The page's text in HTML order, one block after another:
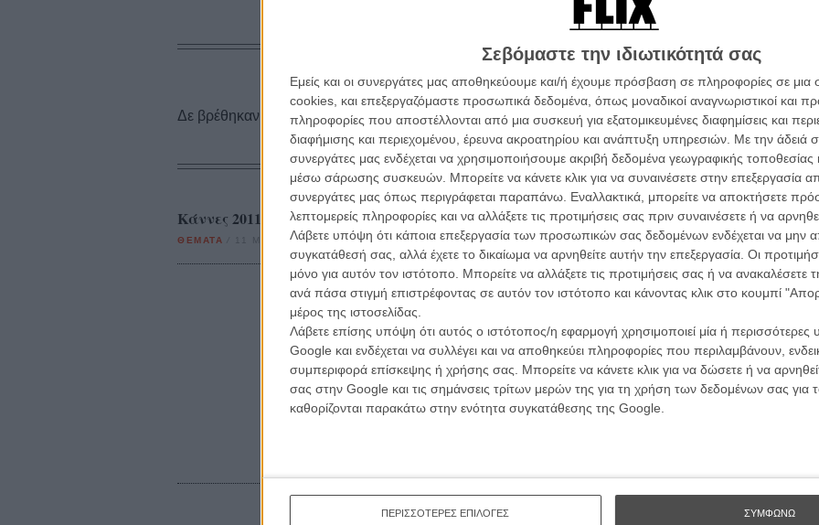
Σεβόμαστε την ιδιωτικότητά σας
Εμείς και οι συνεργάτες μας αποθηκεύουμε και/ή έχουμε πρόσβαση σε πληροφορίες σε
cookies, και επεξεργαζόμαστε προσωπικά δεδομένα, όπως μοναδικοί αναγνωριστικοί και
πληροφορίες που αποστέλλονται από μια συσκευή για εξατομικευμένες διαφημίσεις και
διαφήμισης και περιεχομένου, έρευνα ακροατηρίου και ανάπτυξη υπηρεσιών. Με την άδειά
συνεργάτες μας ενδέχεται να χρησιμοποιήσουμε ακριβή δεδομένα γεωγραφικής τοποθεσίας
μέσω σάρωσης συσκευών. Μπορείτε να κάνετε κλικ για να συναινέσετε στην επεξεργασία
συνεργάτες μας όπως περιγράφεται παραπάνω. Εναλλακτικά, μπορείτε να αποκτήσετε
λεπτομερείς πληροφορίες και να αλλάξετε τις προτιμήσεις σας πριν συναινέσετε ή να
Λάβετε υπόψη ότι κάποια επεξεργασία των προσωπικών σας δεδομένων ενδέχεται να μην
συγκατάθεσή σας, αλλά έχετε το δικαίωμα να αρνηθείτε αυτήν την επεξεργασία. Οι
μόνο για αυτόν τον ιστότοπο. Μπορείτε να αλλάξετε τις προτιμήσεις σας ή να ανακαλέσετε
ανά πάσα στιγμή επιστρέφοντας σε αυτόν τον ιστότοπο και κάνοντας κλικ στο κουμπί
μέρος της ιστοσελίδας.
Λάβετε επίσης υπόψη ότι αυτός ο ιστότοπος/η εφαρμογή χρησιμοποιεί μία ή περισσότερες
Google και ενδέχεται να συλλέγει και να αποθηκεύει πληροφορίες που περιλαμβάνουν,
συμπεριφορά επίσκεψης ή χρήσης σας. Μπορείτε να κάνετε κλικ για να δώσετε ή να
σας στην Google και τις σημάνσεις τρίτων μερών της για τη χρήση των δεδομένων σας
καθορίζονται παρακάτω στην ενότητα συγκατάθεσης της Google.
ΠΕΡΙΣΣΟΤΕΡΕΣ ΕΠΙΛΟΓΕΣ ΣΥΜΦΩΝΩ
ΤΑΙΝΙΕΣ
Δε βρέθηκαν σχετικές κριτικές ταινιών.
ΑΡΘΡΑ
Κάννες 2011: Το Δεκαπενθήμερο των Σκηνοθετών
ΘΕΜΑΤΑ 11 ΜΑΙ 2011/ Γιώργος Κρασσακόπουλος
Βιμ
Η
σε
Εγγράψου